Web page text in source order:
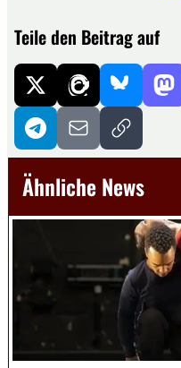
Teile den Beitrag auf
Ähnliche News